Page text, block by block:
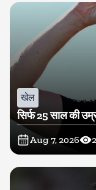
खेल
सिर्फ 25 साल की
Aug 7, 2026 2